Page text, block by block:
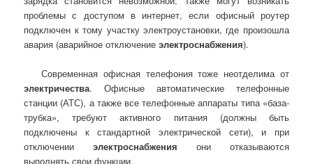
проблемы с доступом в интернет, если офисный роутер
подключен к тому участку электроустановки, где произошла
авария (аварийное отключениеэлектроснабжения).
Современная офисная телефония тоже неотделима от
электричества. Офисные автоматические телефонные
станции (АТС), а также все телефонные аппараты типа «база-
трубка», требуют активного питания (должны быть
подключены к стандартной электрической сети), и при
отключенииэлектроснабжения они отказываются
выполнять свои функции.